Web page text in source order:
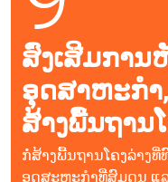
ສົ່ງເສີມການ
ອຸດສາຫະກຳ
ສ້າງພື້ນຖານ
ກໍ່ສ້າງພື້ນຖານໂຄງລ່າງ
ອຸດສະຫະກຳທີ່ສົມດຸນ ແ